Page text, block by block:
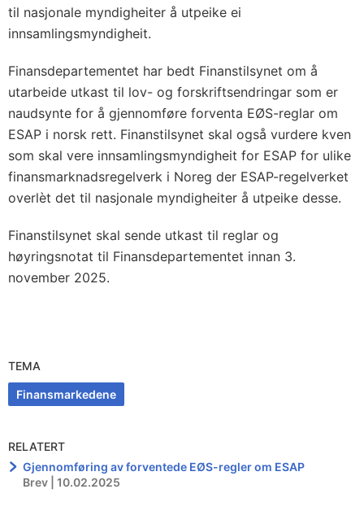
til nasjonale myndigheiter å utpeike ei
innsamlingsmyndigheit.
Finansdepartementet har bedt Finanstilsynet om å
utarbeide utkast til lov- og forskriftsendringar som er
naudsynte for å gjennomføre forventa EØS-reglar om
ESAP i norsk rett. Finanstilsynet skal også vurdere kven
som skal vere innsamlingsmyndigheit for ESAP for ulike
finansmarknadsregelverk i Noreg der ESAP-regelverket
overlèt det til nasjonale myndigheiter å utpeike desse.
Finanstilsynet skal sende utkast til reglar og
høyringsnotat til Finansdepartementet innan 3.
november 2025.
TEMA
Finansmarkedene
RELATERT
Gjennomføring av forventede EØS-regler om ESAP
Brev | 10.02.2025